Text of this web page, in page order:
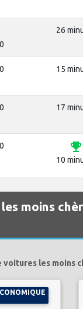
26
15
17
emoji_events
10
moins
voitures les moins